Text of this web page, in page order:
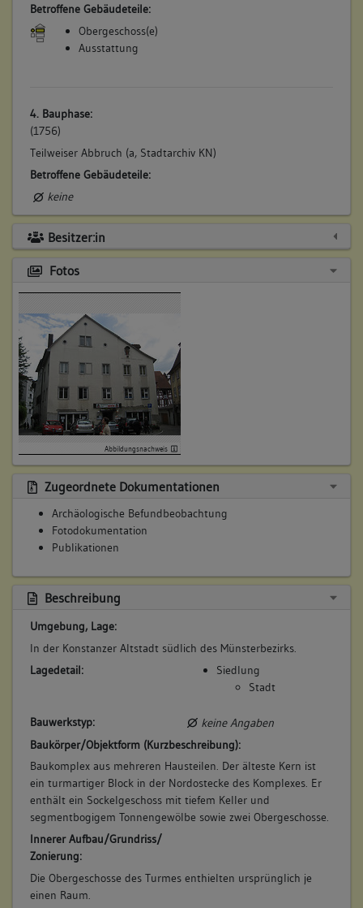
Betroffene Gebäudeteile:
Obergeschoss(e)
Ausstattung
4. Bauphase:
(1756)
Teilweiser Abbruch (a, Stadtarchiv KN)
Betroffene Gebäudeteile:
keine
Besitzer:in
Fotos
Abbildungsnachweis
Zugeordnete Dokumentationen
Archäologische Befundbeobachtung
Fotodokumentation
Publikationen
Beschreibung
Umgebung, Lage:
In der Konstanzer Altstadt südlich des Münsterbezirks.
Lagedetail:
Siedlung
Stadt
Bauwerkstyp:
keine Angaben
Baukörper/Objektform (Kurzbeschreibung):
Baukomplex aus mehreren Hausteilen. Der älteste Kern ist
ein turmartiger Block in der Nordostecke des Komplexes. Er
enthält ein Sockelgeschoss mit tiefem Keller und
segmentbogigem Tonnengewölbe sowie zwei Obergeschosse.
Innerer Aufbau/Grundriss/
Zonierung:
Die Obergeschosse des Turmes enthielten ursprünglich je
einen Raum.